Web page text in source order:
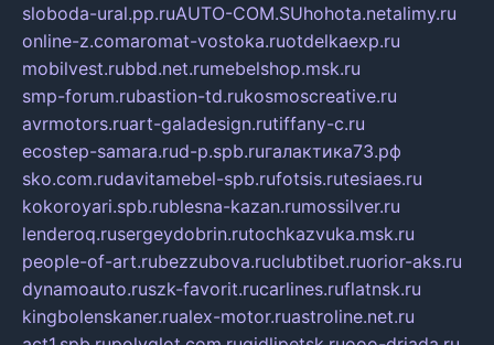
sloboda-ural.pp.ruAUTO-COM.SUhohota.netalimy.ru
online-z.comaromat-vostoka.ruotdelkaexp.ru
mobilvest.rubbd.net.rumebelshop.msk.ru
smp-forum.rubastion-td.rukosmoscreative.ru
avrmotors.ruart-galadesign.rutiffany-c.ru
ecostep-samara.rud-p.spb.ruгалактика73.рф
sko.com.rudavitamebel-spb.rufotsis.rutesiaes.ru
kokoroyari.spb.rublesna-kazan.rumossilver.ru
lenderoq.rusergeydobrin.rutochkazvuka.msk.ru
people-of-art.rubezzubova.ruclubtibet.ruorior-aks.ru
dynamoauto.ruszk-favorit.rucarlines.ruflatnsk.ru
kingbolenskaner.rualex-motor.ruastroline.net.ru